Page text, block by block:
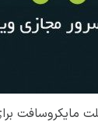
مایکروسافت